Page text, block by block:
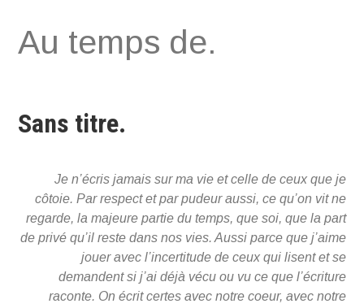
au
Au temps de.
Sans titre.
Je n’écris jamais sur ma vie et celle de ceux que je
côtoie. Par respect et par pudeur aussi, ce qu’on vit ne
regarde, la majeure partie du temps, que soi, que la part
de privé qu’il reste dans nos vies. Aussi parce que j’aime
jouer avec l’incertitude de ceux qui lisent et se
demandent si j’ai déjà vécu ou vu ce que l’écriture
raconte. On écrit certes avec notre coeur, avec notre